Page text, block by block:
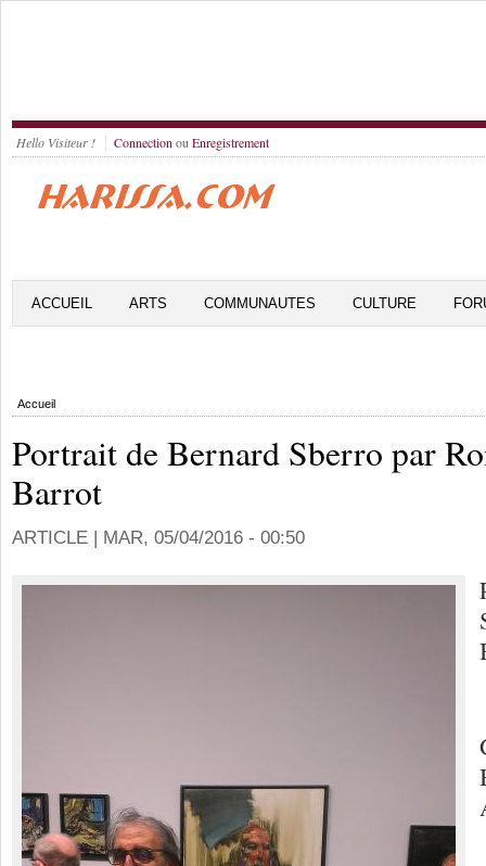
Hello Visiteur ! Connection ou Enregistrement
ACCUEIL ARTS COMMUNAUTES CULTURE
Accueil
Portrait de Bernard Sberro par
Barrot
ARTICLE | MAR, 05/04/2016 - 00:50